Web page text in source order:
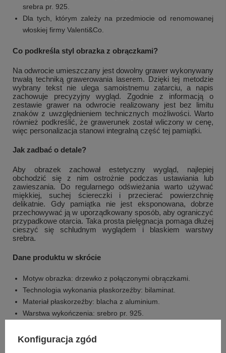
+1
srebra pr. 925.
Dla tych, którym zależy na przedmiocie od renomowanej
włoskiej firmy Valenti&Co.
Co podkreśla styl obrazka z obrączkami?
Na odwrocie umieszczany jest dowolny grawer wykonywany
trwałą techniką grawerowania laserem. Dzięki tej metodzie
wybrany tekst nie ulega samoistnemu zatarciu, a napis
zachowuje precyzyjny wygląd. Zgodnie z informacją o
zestawie grawer na odwrocie realizowany jest bez limitu
znaków z uwzględnieniem technicznych możliwości. Warto
również podkreślić, że grawerunek został wliczony w cenę,
więc personalizacja stanowi integralną część tej pamiątki.
Jak zadbać o detale?
Aby obrazek zachował estetyczny wygląd, najlepiej
obchodzić się z nim ostrożnie podczas ustawiania lub
zawieszania. Do regularnego odświeżania warto używać
miękkiej, suchej ściereczki i przecierać powierzchnię
delikatnie. Gdy pamiątka nie jest eksponowana, dobrze
przechowywać ją w uporządkowany sposób, aby ograniczyć
przypadkowe otarcia. Taka prosta pielęgnacja pomaga dłużej
cieszyć się schludnym wyglądem i blaskiem warstwy
srebra.
Dane produktu w skrócie
Motyw obrazka: drzewko z połączonymi obrączkami.
Technologia wykonania płaskorzeźby: bilaminat.
Materiał płaskorzeźby: blacha z aluminium.
Warstwa wykończenia: srebro pr. 925.
Odporność na czernienie: nie czarnieje.
Konfiguracja zgód